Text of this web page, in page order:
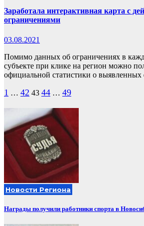
Заработала интерактивная карта с
ограничениями
03.08.2021
Помимо данных об ограничениях в
субъекте при клике на регион можно
официальной статистики о
Пагинация
записей
1 … 42 43 44 … 49
Новости Региона
Награды получили работники спорта в